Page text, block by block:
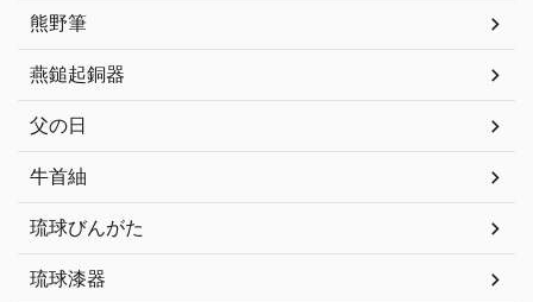
熊野筆
燕鎚起銅器
父の日
牛首紬
琉球びんがた
琉球漆器